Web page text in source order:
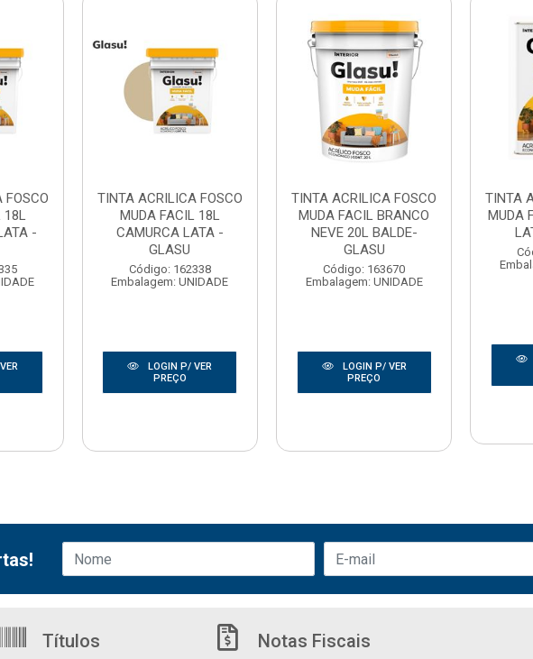
FOSCO
18L
-
TINTA ACRILICA FOSCO
MUDA FACIL 18L
CAMURCA LATA -
GLASU
Código: 162338
Embalagem: UNIDADE
LOGIN P/ VER
PREÇO
TINTA ACRILICA FOSCO
MUDA FACIL BRANCO
NEVE 20L BALDE-
GLASU
Código: 163670
Embalagem: UNIDADE
LOGIN P/ VER
PREÇO
TINTA
MUDA
Títulos Notas Fiscais